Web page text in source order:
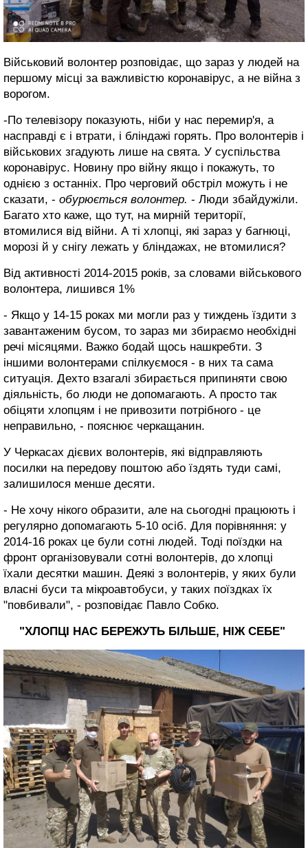
Військовий волонтер розповідає, що зараз у людей на
першому місці за важливістю коронавірус, а не війна з
ворогом.
-По телевізору показують, ніби у нас перемир'я, а
насправді є і втрати, і бліндажі горять. Про волонтерів і
військових згадують лише на свята. У суспільства
коронавірус. Новину про війну якщо і покажуть, то
однією з останніх. Про черговий обстріл можуть і не
сказати, - обурюється волонтер. - Люди збайдужіли.
Багато хто каже, що тут, на мирній території,
втомилися від війни. А ті хлопці, які зараз у багнюці,
морозі й у снігу лежать у бліндажах, не втомилися?
Від активності 2014-2015 років, за словами військового
волонтера, лишився 1%
- Якщо у 14-15 роках ми могли раз у тиждень їздити з
завантаженим бусом, то зараз ми збираємо необхідні
речі місяцями. Важко бодай щось нашкребти. З
іншими волонтерами спілкуємося - в них та сама
ситуація. Дехто взагалі збирається припиняти свою
діяльність, бо люди не допомагають. А просто так
обіцяти хлопцям і не привозити потрібного - це
неправильно, - пояснює черкащанин.
У Черкасах дієвих волонтерів, які відправляють
посилки на передову поштою або їздять туди самі,
залишилося менше десяти.
- Не хочу нікого образити, але на сьогодні працюють і
регулярно допомагають 5-10 осіб. Для порівняння: у
2014-16 роках це були сотні людей. Тоді поїздки на
фронт організовували сотні волонтерів, до хлопці
їхали десятки машин. Деякі з волонтерів, у яких були
власні буси та мікроавтобуси, у таких поїздках їх
"повбивали", - розповідає Павло Собко.
"ХЛОПЦІ НАС БЕРЕЖУТЬ БІЛЬШЕ, НІЖ СЕБЕ"